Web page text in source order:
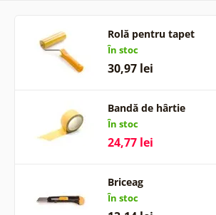
Rolă pentru tapet
În stoc
30,97 lei
Bandă de hârtie
În stoc
24,77 lei
Briceag
În stoc